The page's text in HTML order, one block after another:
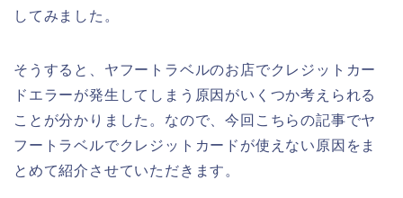
してみました。
そうすると、ヤフートラベルのお店でクレジットカー
ドエラーが発生してしまう原因がいくつか考えられる
ことが分かりました。なので、今回こちらの記事でヤ
フートラベルでクレジットカードが使えない原因をま
とめて紹介させていただきます。